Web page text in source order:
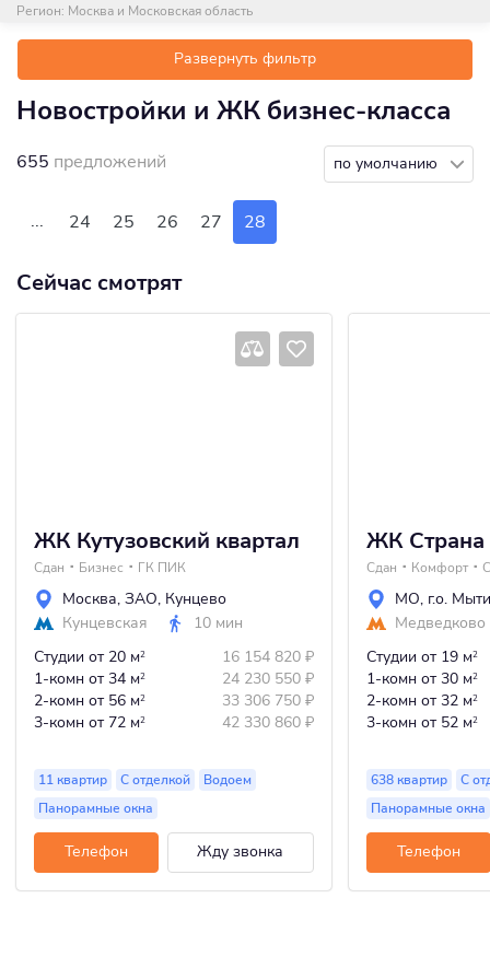
Регион: Москва и Московская область
Развернуть фильтр
Новостройки и ЖК бизнес-класса
655 предложений по умолчанию
... 24 25 26 27 28
Сейчас смотрят
ЖК Кутузовский квартал
Сдан Бизнес ГК ПИК
Москва, ЗАО, Кунцево
Кунцевская
10 мин
Студии от 20 м2 16 154 820 ₽
1-комн от 34 м2 24 230 550 ₽
2-комн от 56 м2 33 306 750 ₽
3-комн от 72 м2 42 330 860 ₽
11 квартир С отделкой
Водоем
Панорамные окна
Телефон Жду звонка
ЖК Страна
Сдан Комфорт
МО, г.о.
Медведково
Студии от 19 м2
1-комн от 30 м2
2-комн от 32 м2
3-комн от 52 м2
638 квартир
С
Панорамные окна
Телефон